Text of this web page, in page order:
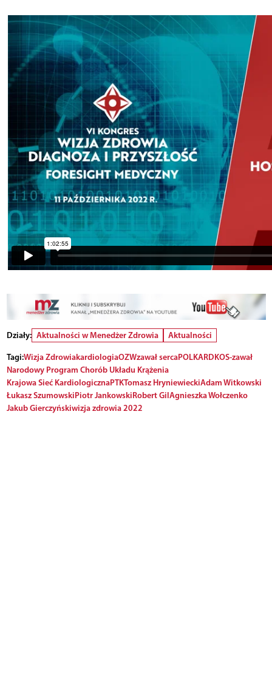
Działy: Aktualności w Menedżer Zdrowia
Aktualności
Tagi:Wizja ZdrowiakardiologiaOZWzawał sercaPOLKARDKOS-zawał
Narodowy Program Chorób Układu Krążenia
Krajowa Sieć KardiologicznaPTKTomasz HryniewieckiAdam Witkowski
Łukasz SzumowskiPiotr JankowskiRobert GilAgnieszka Wołczenko
Jakub Gierczyńskiwizja zdrowia 2022